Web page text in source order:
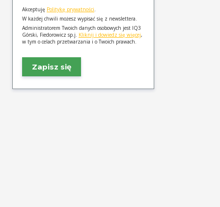
Akceptuję Politykę prywatności
W każdej chwili możesz wypisać się z newslettera.
Administratorem Twoich danych osobowych jest IQ3
Górski, Fiedorowicz sp.j. Kliknij i dowiedz się więcej,
w tym o celach przetwarzania i o Twoich prawach.